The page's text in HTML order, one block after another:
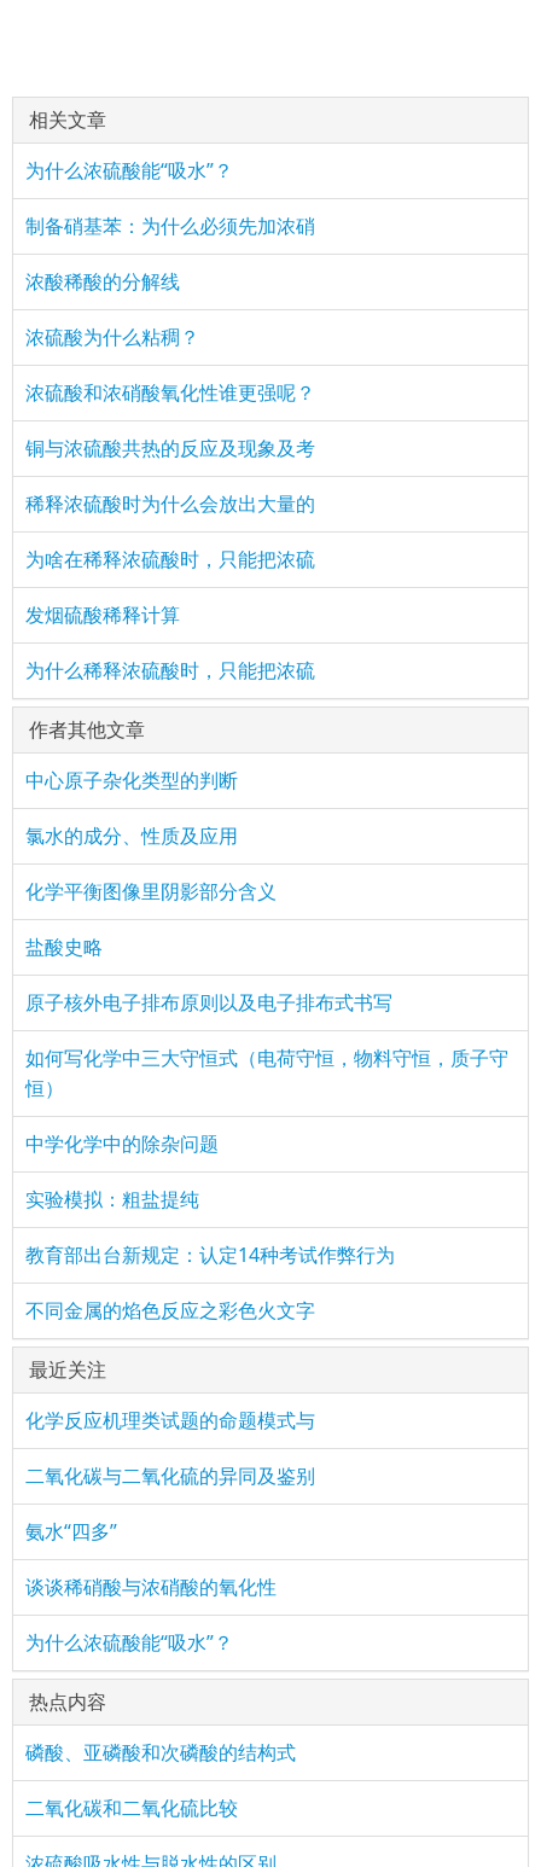
相关文章
为什么浓硫酸能“吸水”？
制备硝基苯：为什么必须先加浓硝
浓酸稀酸的分解线
浓硫酸为什么粘稠？
浓硫酸和浓硝酸氧化性谁更强呢？
铜与浓硫酸共热的反应及现象及考
稀释浓硫酸时为什么会放出大量的
为啥在稀释浓硫酸时，只能把浓硫
发烟硫酸稀释计算
为什么稀释浓硫酸时，只能把浓硫
作者其他文章
中心原子杂化类型的判断
氯水的成分、性质及应用
化学平衡图像里阴影部分含义
盐酸史略
原子核外电子排布原则以及电子排布式书写
如何写化学中三大守恒式（电荷守恒，物料守恒，质子守
恒）
中学化学中的除杂问题
实验模拟：粗盐提纯
教育部出台新规定：认定14种考试作弊行为
不同金属的焰色反应之彩色火文字
最近关注
化学反应机理类试题的命题模式与
二氧化碳与二氧化硫的异同及鉴别
氨水“四多”
谈谈稀硝酸与浓硝酸的氧化性
为什么浓硫酸能“吸水”？
热点内容
磷酸、亚磷酸和次磷酸的结构式
二氧化碳和二氧化硫比较